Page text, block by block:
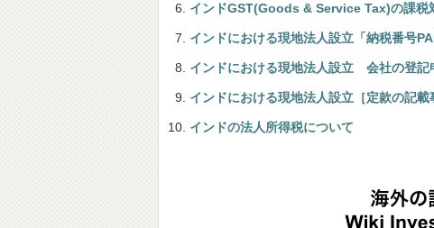
インドGST(Goods & Service Tax)の課税
インドにおける現地法人設立「納税番号
インドにおける現地法人設立 会社の登記
インドにおける現地法人設立［定款の記載
インドの法人所得税について